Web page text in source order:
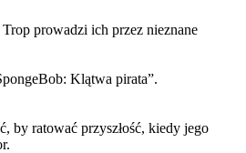
prowadzi ich przez nieznane
Klątwa pirata”.
by ratować przyszłość, kiedy jego